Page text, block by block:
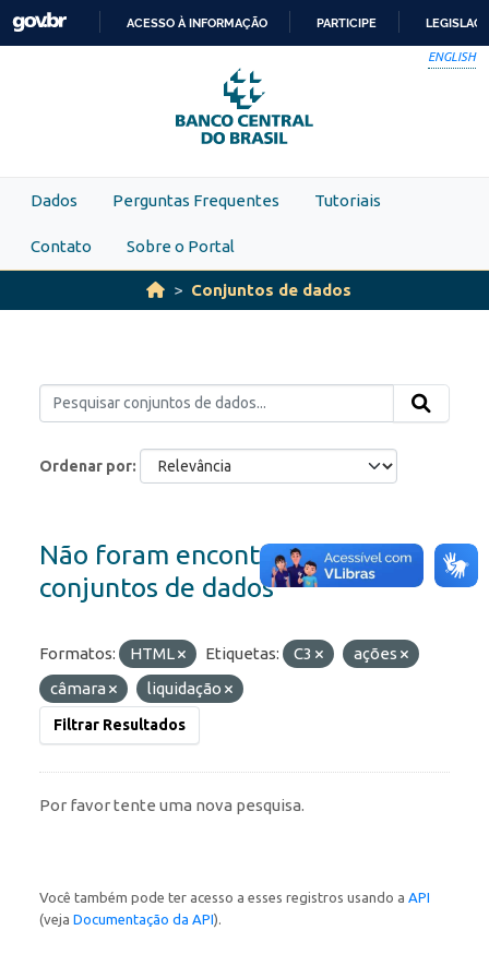
Skip to main content
PARA
O
CONTEÚDO
ACESSO À INFORMAÇÃO PARTICIPE
ENGLISH
Dados Perguntas Frequentes Tutoriais
Contato Sobre o Portal
Conjuntos de dados
Ordenar por
Não foram encontrados
conjuntos de dados
Formatos: HTML Etiquetas: C3
ações
câmara
liquidação
Filtrar Resultados
Por favor tente uma nova pesquisa.
Você também pode ter acesso a esses registros usando a API
(veja Documentação da API).